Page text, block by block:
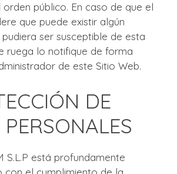
público. En caso de que el
que puede existir algún
ser susceptible de esta
ruega lo notifique de forma
de este Sitio Web.
DE
S.L.P está profundamente